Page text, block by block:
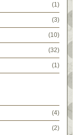
(1)
(3)
(10)
(32)
(1)
(4)
(2)